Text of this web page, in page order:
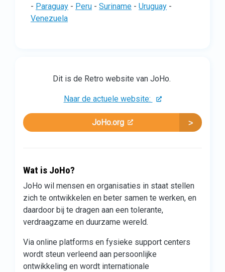
- Paraguay - Peru - Suriname - Uruguay -
Venezuela
Dit is de Retro website van JoHo.
Naar de actuele website:
JoHo.org
Wat is JoHo?
JoHo wil mensen en organisaties in staat stellen
zich te ontwikkelen en beter samen te werken, en
daardoor bij te dragen aan een tolerante,
verdraagzame en duurzame wereld.
Via online platforms en fysieke support centers
wordt steun verleend aan persoonlijke
ontwikkeling en wordt internationale